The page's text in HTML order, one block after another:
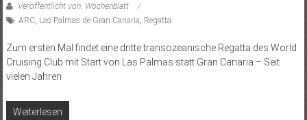
Veröffentlicht von: Wochenblatt
ARC, Las Palmas de Gran Canaria Regatta
Zum ersten Mal findet eine dritte transozeanische Regatta des World
Cruising Club mit Start von Las Palmas statt Gran Canaria – Seit
vielen Jahren
Weiterlesen